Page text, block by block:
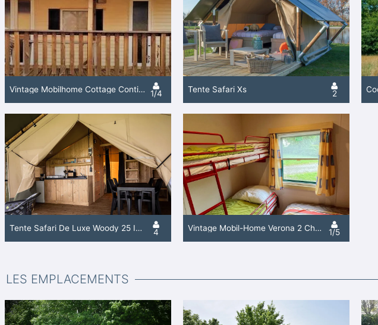
Vintage Mobilhome Cottage Continental 2 Chambres Terrasse Couverte 1/4 Tente Safari Xs 2
Tente Safari De Luxe Woody 25 Incluant Des Installations Sanitaires Et Une Cuisine 4 Vintage Mobil-Home Verona 2 Chambres 1/5
LES EMPLACEMENTS